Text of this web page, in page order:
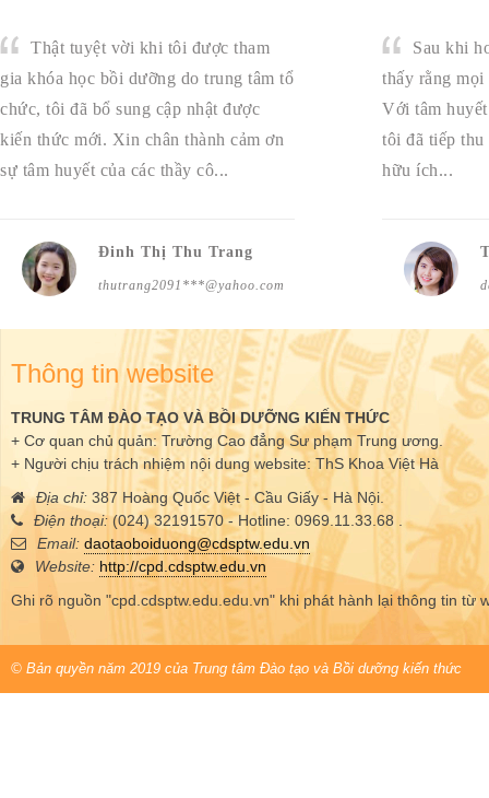
Thật tuyệt vời khi tôi được tham
gia khóa học bồi dưỡng do trung tâm tổ
chức, tôi đã bổ sung cập nhật được
kiến thức mới. Xin chân thành cảm ơn
sự tâm huyết của các thầy cô...
Đinh Thị Thu Trang
thutrang2091***@yahoo.com
Sau khi
thấy rằng
Với tâm
tôi đã tiếp
hữu ích...
Thông tin website
TRUNG TÂM ĐÀO TẠO VÀ BỒI DƯỠNG KIẾN THỨC
+ Cơ quan chủ quản: Trường Cao đẳng Sư phạm Trung ương.
+ Người chịu trách nhiệm nội dung website: ThS Khoa Việt Hà
Địa chỉ: 387 Hoàng Quốc Việt - Cầu Giấy - Hà Nội.
Điện thoại:(024) 32191570 - Hotline: 0969.11.33.68 .
Email: daotaoboiduong@cdsptw.edu.vn
Website: http://cpd.cdsptw.edu.vn
Ghi rõ nguồn "cpd.cdsptw.edu.edu.vn" khi phát hành lại thông tin từ
© Bản quyền năm 2019 của Trung tâm Đào tạo và Bồi dưỡng kiến thức